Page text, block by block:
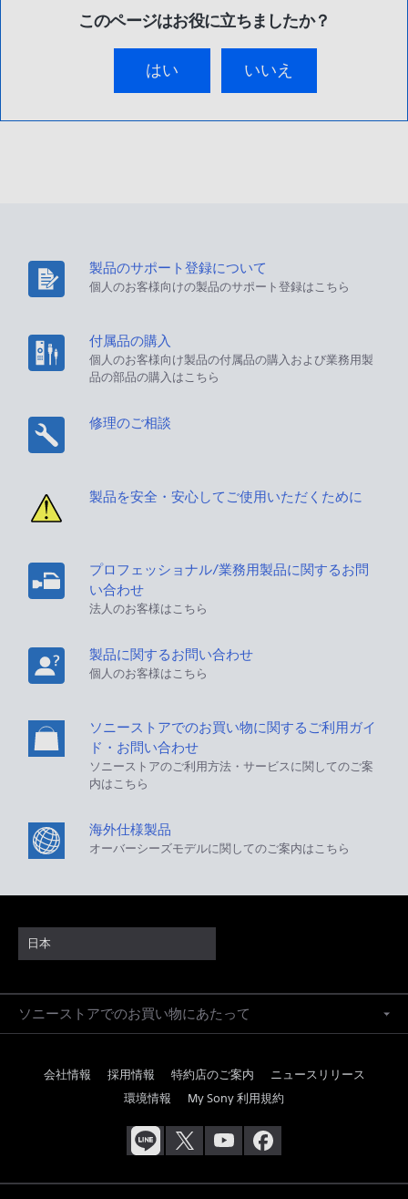
このページはお役に立ちましたか？
はい いいえ
製品のサポート登録について
個人のお客様向けの製品のサポート登録はこちら
付属品の購入
個人のお客様向け製品の付属品の購入および業務用製
品の部品の購入はこちら
修理のご相談
製品を安全・安心してご使用いただくために
プロフェッショナル/業務用製品に関するお問
い合わせ
法人のお客様はこちら
製品に関するお問い合わせ
個人のお客様はこちら
ソニーストアでのお買い物に関するご利用ガイ
ド・お問い合わせ
ソニーストアのご利用方法・サービスに関してのご案
内はこちら
海外仕様製品
オーバーシーズモデルに関してのご案内はこちら
日本
ソニーストアでのお買い物にあたって
会社情報 採用情報 特約店のご案内
ニュースリリース
環境情報
My Sony 利用規約